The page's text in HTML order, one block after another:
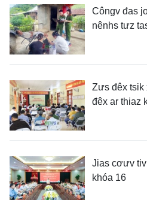
Côngv đas
nênhs tưz
Zưs đêx tsik
đêx ar thiaz
Jias cơưv
khóa 16